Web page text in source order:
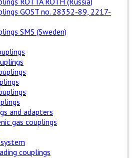
GOST no. 28352-89, 2217-
SMS (Sweden)
and adapters
gas couplings
couplings